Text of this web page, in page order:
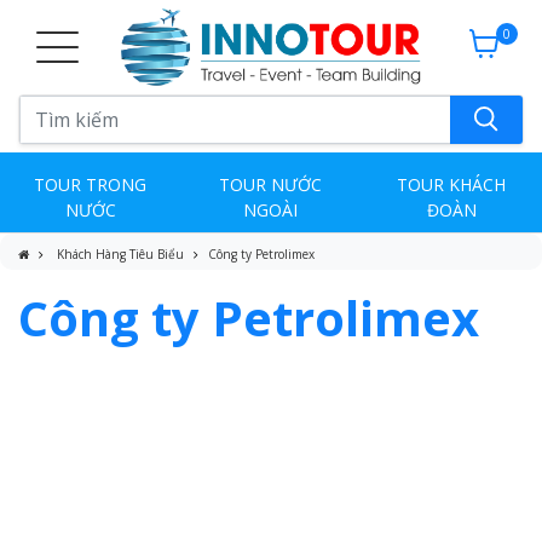
0
TOUR TRONG
NƯỚC
TOUR NƯỚC
NGOÀI
TOUR KHÁCH
ĐOÀN
Khách Hàng Tiêu Biểu Công ty Petrolimex
Công ty Petrolimex